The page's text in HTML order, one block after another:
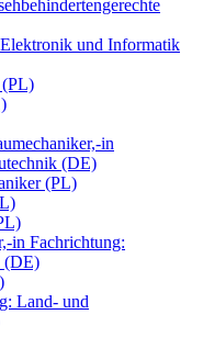
und Informatik
(PL)
in
(DE)
(PL)
in Fachrichtung:
(DE)
Land- und